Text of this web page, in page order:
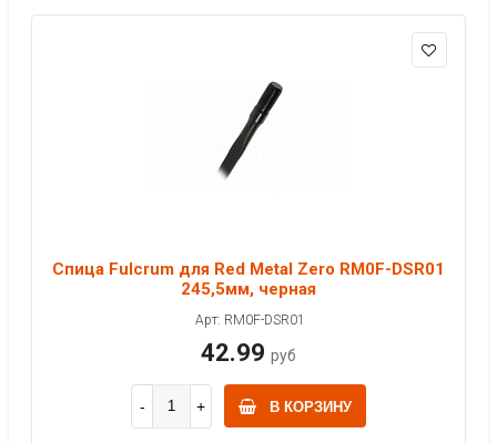
Спица Fulcrum для Red Metal Zero RM0F-DSR01
245,5мм, черная
Арт: RM0F-DSR01
42.99 руб
В КОРЗИНУ